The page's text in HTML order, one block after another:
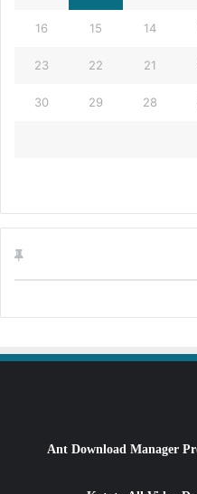
14
15
16
21
22
23
28
29
30